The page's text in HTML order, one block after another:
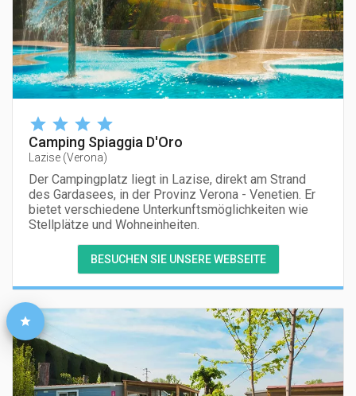
Camping Spiaggia D'Oro
Lazise (Verona)
Der Campingplatz liegt in Lazise, direkt am Strand
des Gardasees, in der Provinz Verona - Venetien. Er
bietet verschiedene Unterkunftsmöglichkeiten wie
Stellplätze und Wohneinheiten.
BESUCHEN SIE UNSERE WEBSEITE